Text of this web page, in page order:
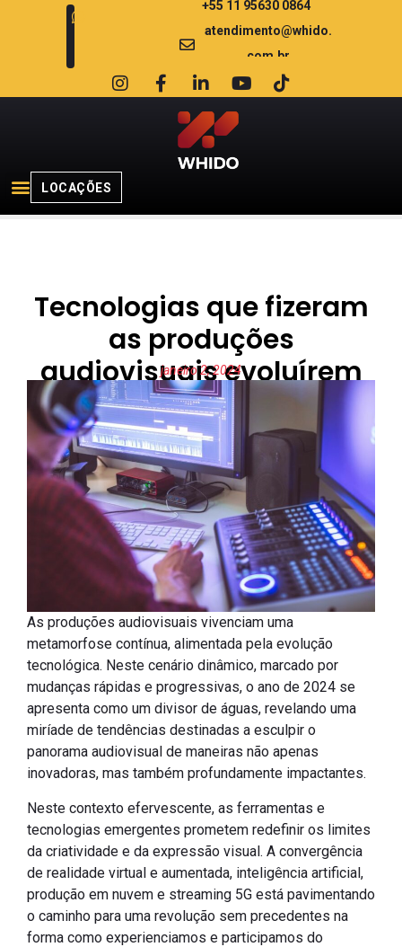
+55 11 95630 0864
atendimento@whido.
com.br
LOCAÇÕES
Tecnologias que fizeram
as produções
audiovisuais evoluírem
janeiro 2, 2024
As produções audiovisuais vivenciam uma
metamorfose contínua, alimentada pela evolução
tecnológica. Neste cenário dinâmico, marcado por
mudanças rápidas e progressivas, o ano de 2024 se
apresenta como um divisor de águas, revelando uma
miríade de tendências destinadas a esculpir o
panorama audiovisual de maneiras não apenas
inovadoras, mas também profundamente impactantes.
Neste contexto efervescente, as ferramentas e
tecnologias emergentes prometem redefinir os limites
da criatividade e da expressão visual. A convergência
de realidade virtual e aumentada, inteligência artificial,
produção em nuvem e streaming 5G está pavimentando
o caminho para uma revolução sem precedentes na
forma como experienciamos e participamos do